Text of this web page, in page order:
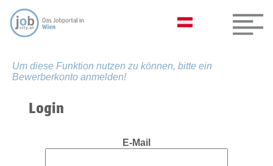
Um diese Funktion nutzen zu können, bitte ein
Bewerberkonto anmelden!
Login
E-Mail